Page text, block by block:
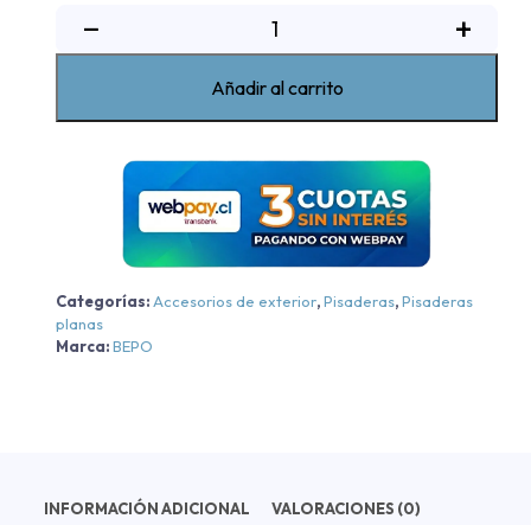
−
Ford
New
Ranger
XL/XLS/XLT/Raptor
-
Aluminio
Aluminio
+
Añadir al carrito
Categorías: Accesorios de exterior,Pisaderas,Pisaderas
planas
Marca:BEPO
INFORMACIÓN ADICIONAL VALORACIONES (0)